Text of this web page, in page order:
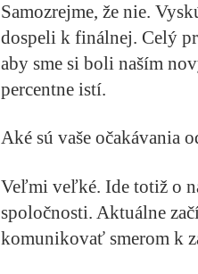
Samozrejme, že nie.
dospeli k finálnej. Celý
aby sme si boli naším
percentne istí.
Aké sú vaše očakávania
Veľmi veľké. Ide totiž o
spoločnosti. Aktuálne
komunikovať smerom k